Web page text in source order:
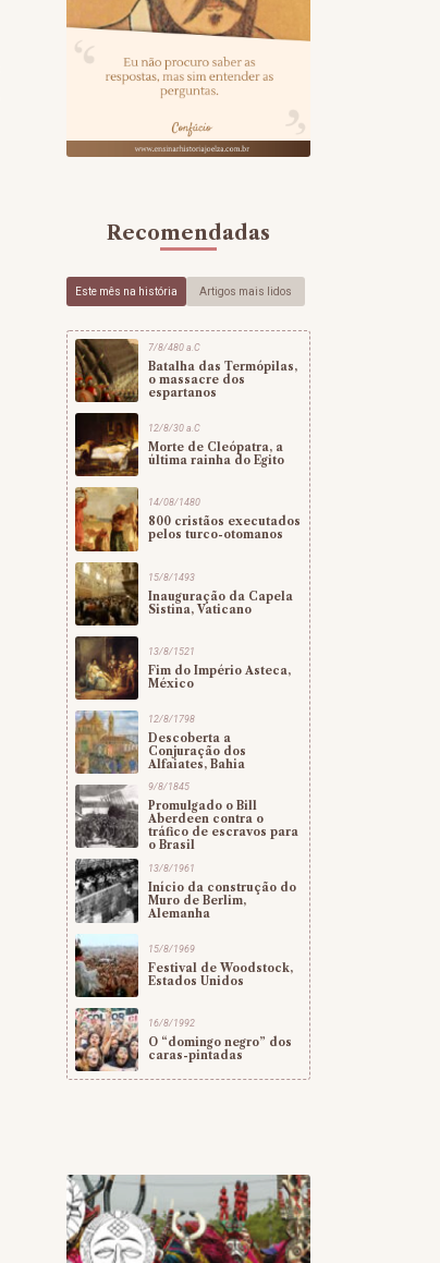
Recomendadas
Este mês na história Artigos mais lidos
7/8/480 a.C
Batalha das Termópilas,
o massacre dos
espartanos
12/8/30 a.C
Morte de Cleópatra, a
última rainha do Egito
14/08/1480
800 cristãos executados
pelos turco-otomanos
15/8/1493
Inauguração da Capela
Sistina, Vaticano
13/8/1521
Fim do Império Asteca,
México
12/8/1798
Descoberta a
Conjuração dos
Alfaiates, Bahia
9/8/1845
Promulgado o Bill
Aberdeen contra o
tráfico de escravos para
o Brasil
13/8/1961
Início da construção do
Muro de Berlim,
Alemanha
15/8/1969
Festival de Woodstock,
Estados Unidos
16/8/1992
O “domingo negro” dos
caras-pintadas